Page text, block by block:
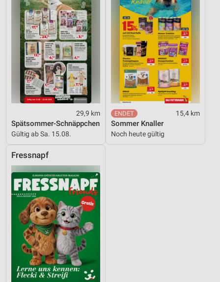
29,9 km
Spätsommer-Schnäppchen
Gültig ab Sa. 15.08.
15,4 km
Sommer Knaller
Noch heute gültig
Fressnapf
Werbung